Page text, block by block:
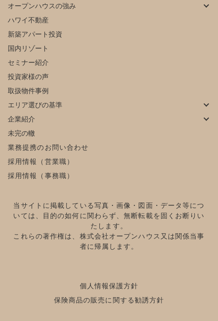
オープンハウスの強み
ハワイ不動産
新築アパート投資
国内リゾート
セミナー紹介
投資家様の声
取扱物件事例
エリア選びの基準
企業紹介
未完の轍
業務提携のお問い合わせ
採用情報（営業職）
採用情報（事務職）
当サイトに掲載している写真・画像・図面・データ等につ
いては、目的の如何に関わらず、無断転載を固くお断りい
たします。
これらの著作権は、株式会社オープンハウス又は関係当事
者に帰属します。
個人情報保護方針
保険商品の販売に関する勧誘方針